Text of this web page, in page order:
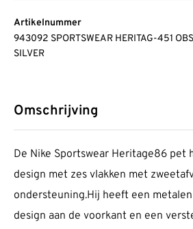
Artikelnummer
943092 SPORTSWEAR HERITAG-451
SILVER
Omschrijving
De Nike Sportswear Heritage86 pet
design met zes vlakken met
ondersteuning.Hij heeft een
design aan de voorkant en een